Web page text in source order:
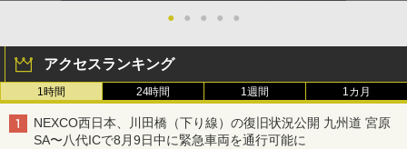
● ● ● ● ●
アクセスランキング
1時間 24時間 1週間 1カ月
NEXCO西日本、川田橋（下り線）の復旧状況公開 九州道 宮原
SA〜八代ICで8月9日中に緊急車両を通行可能に